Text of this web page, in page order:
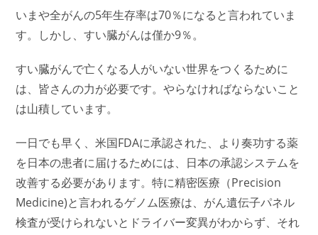
いまや全がんの5年生存率は70％になると言われていま
す。しかし、すい臓がんは僅か9％。
すい臓がんで亡くなる人がいない世界をつくるために
は、皆さんの力が必要です。やらなければならないこと
は山積しています。
一日でも早く、米国FDAに承認された、より奏功する薬
を日本の患者に届けるためには、日本の承認システムを
改善する必要があります。特に精密医療（Precision
Medicine)と言われるゲノム医療は、がん遺伝子パネル
検査が受けられないとドライバー変異がわからず、それ